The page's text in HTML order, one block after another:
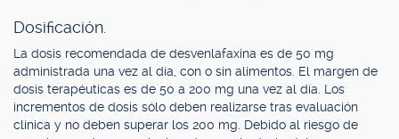
Dosificación.
La dosis recomendada de desvenlafaxina es de 50 mg
administrada una vez al día, con o sin alimentos. El margen de
dosis terapéuticas es de 50 a 200 mg una vez al día. Los
incrementos de dosis sólo deben realizarse tras evaluación
clínica y no deben superar los 200 mg. Debido al riesgo de